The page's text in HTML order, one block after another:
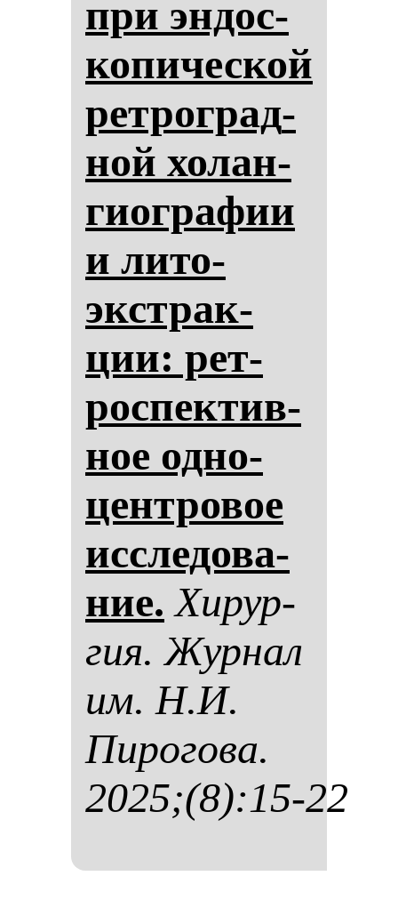
при эн­дос­
ко­пи­чес­кой
рет­рог­рад­
ной хо­лан­
ги­ог­ра­фии
и ли­то­
экстрак­
ции: рет­
рос­пек­тив­
ное од­но­
цен­тро­вое
ис­сле­до­ва­
ние. Хи­рур­
гия. Жур­нал
им. Н.И.
Пи­ро­го­ва.
2025;(8):15-22